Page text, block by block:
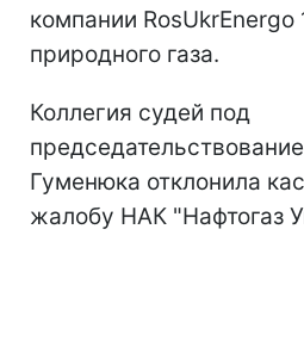
компании RosUkrEnergo
природного газа.
Коллегия судей под
Гуменюка отклонила
жалобу НАК "Нафтогаз